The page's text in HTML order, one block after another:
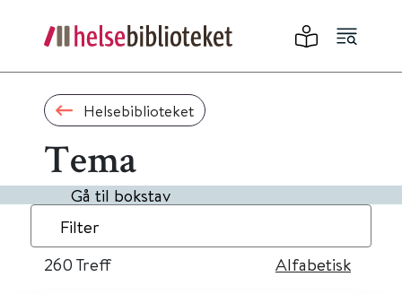
Helsebiblioteket
Tema
Gå til bokstav
Filter
260 Treff Alfabetisk